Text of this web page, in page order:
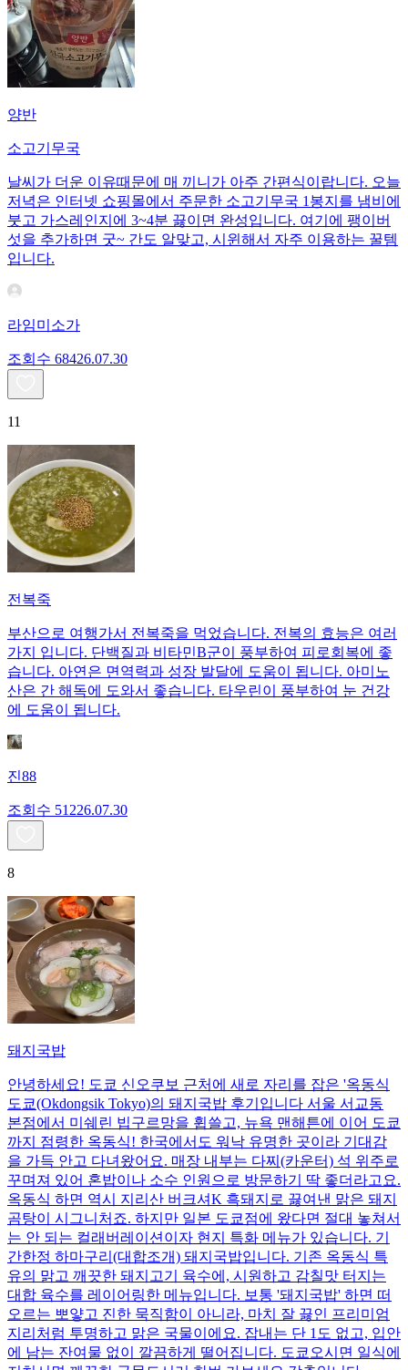
양반
소고기무국
날씨가 더운 이유때문에 매 끼니가 아주 간편식이랍니다. 오늘
저녁은 인터넷 쇼핑몰에서 주문한 소고기무국 1봉지를 냄비에
붓고 가스레인지에 3~4분 끓이면 완성입니다. 여기에 팽이버
섯을 추가하면 굿~ 간도 알맞고, 시윈해서 자주 이용하는 꿀템
입니다.
라임미소가
조회수 68426.07.30
11
전복죽
부산으로 여행가서 전복죽을 먹었습니다. 전복의 효능은 여러
가지 입니다. 단백질과 비타민B군이 풍부하여 피로회복에 좋
습니다. 아연은 면역력과 성장 발달에 도움이 됩니다. 아미노
산은 간 해독에 도와서 좋습니다. 타우린이 풍부하여 눈 건강
에 도움이 됩니다.
진88
조회수 51226.07.30
8
돼지국밥
안녕하세요! 도쿄 신오쿠보 근처에 새로 자리를 잡은 '옥동식
도쿄(Okdongsik Tokyo)의 돼지국밥 후기입니다 서울 서교동
본점에서 미쉐린 빕구르망을 휩쓸고, 뉴욕 맨해튼에 이어 도쿄
까지 점령한 옥동식! 한국에서도 워낙 유명한 곳이라 기대감
을 가득 안고 다녀왔어요. 매장 내부는 다찌(카운터) 석 위주로
꾸며져 있어 혼밥이나 소수 인원으로 방문하기 딱 좋더라고요.
옥동식 하면 역시 지리산 버크셔K 흑돼지로 끓여낸 맑은 돼지
곰탕이 시그니처죠. 하지만 일본 도쿄점에 왔다면 절대 놓쳐서
는 안 되는 컬래버레이션이자 현지 특화 메뉴가 있습니다. 기
간한정 하마구리(대합조개) 돼지국밥입니다. 기존 옥동식 특
유의 맑고 깨끗한 돼지고기 육수에, 시원하고 감칠맛 터지는
대합 육수를 레이어링한 메뉴입니다. 보통 '돼지국밥' 하면 떠
오르는 뽀얗고 진한 묵직함이 아니라, 마치 잘 끓인 프리미엄
지리처럼 투명하고 맑은 국물이에요. 잡내는 단 1도 없고, 입안
에 남는 잔여물 없이 깔끔하게 떨어집니다. 도쿄오시면 일식에